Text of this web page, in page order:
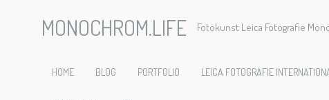
MONOCHROM.LIFE Fotokunst Leica Fotografie
HOME BLOG PORTFOLIO LEICA FOTOGRAFIE